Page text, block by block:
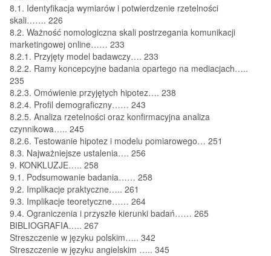
8.1. Identyfikacja wymiarów i potwierdzenie rzetelności
skali……. 226
8.2. Ważność nomologiczna skali postrzegania komunikacji
marketingowej online…… 233
8.2.1. Przyjęty model badawczy…. 233
8.2.2. Ramy koncepcyjne badania opartego na mediacjach…..
235
8.2.3. Omówienie przyjętych hipotez…. 238
8.2.4. Profil demograficzny…… 243
8.2.5. Analiza rzetelności oraz konfirmacyjna analiza
czynnikowa….. 245
8.2.6. Testowanie hipotez i modelu pomiarowego… 251
8.3. Najważniejsze ustalenia…. 256
9. KONKLUZJE….. 258
9.1. Podsumowanie badania…… 258
9.2. Implikacje praktyczne….. 261
9.3. Implikacje teoretyczne…… 264
9.4. Ograniczenia i przyszłe kierunki badań…… 265
BIBLIOGRAFIA….. 267
Streszczenie w języku polskim….. 342
Streszczenie w języku angielskim ….. 345